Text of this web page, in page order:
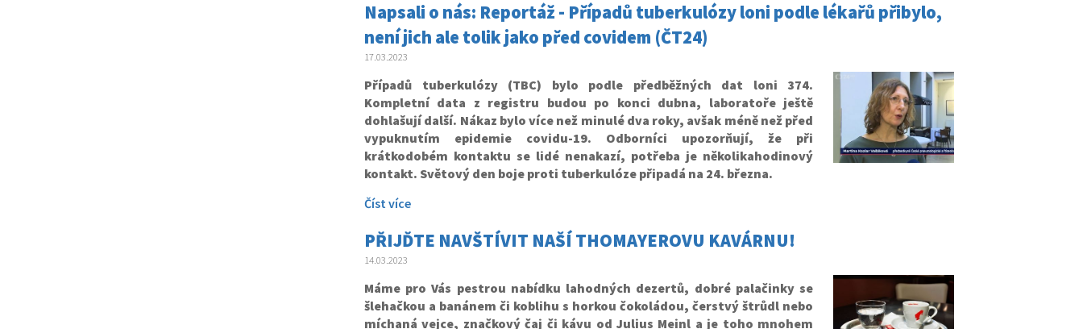
Napsali o nás: Reportáž - Případů tuberkulózy loni podle lékařů přibylo,
není jich ale tolik jako před covidem (ČT24)
17.03.2023
Případů tuberkulózy (TBC) bylo podle předběžných dat loni 374.
Kompletní data z registru budou po konci dubna, laboratoře ještě
dohlašují další. Nákaz bylo více než minulé dva roky, avšak méně než před
vypuknutím epidemie covidu-19. Odborníci upozorňují, že při
krátkodobém kontaktu se lidé nenakazí, potřeba je několikahodinový
kontakt. Světový den boje proti tuberkulóze připadá na 24. března.
Číst více
PŘIJĎTE NAVŠTÍVIT NAŠÍ THOMAYEROVU KAVÁRNU!
14.03.2023
Máme pro Vás pestrou nabídku lahodných dezertů, dobré palačinky se
šlehačkou a banánem či koblihu s horkou čokoládou, čerstvý štrůdl nebo
míchaná vejce, značkový čaj či kávu od Julius Meinl a je toho mnohem